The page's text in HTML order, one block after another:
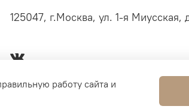
125047, г.Москва, ул. 1-я
работу сайта и